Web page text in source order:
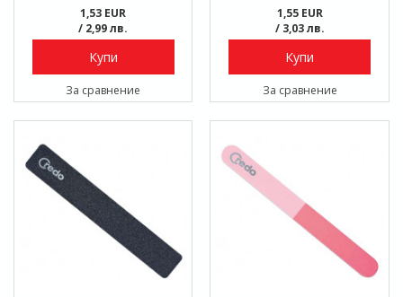
1,53 EUR
/ 2,99 лв.
Купи
За сравнение
1,55 EUR
/ 3,03 лв.
Купи
За сравнение